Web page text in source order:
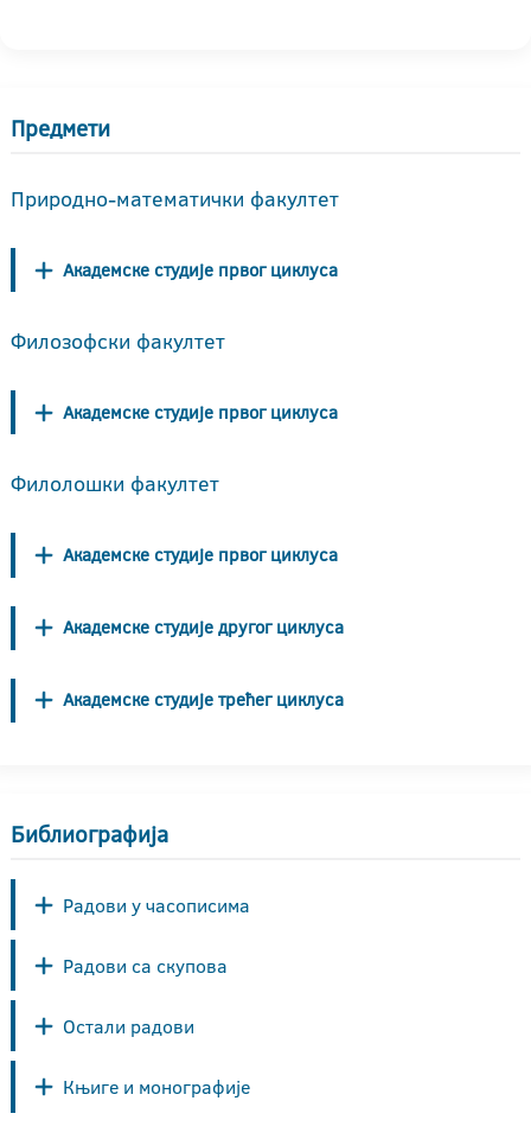
Предмети
Природно-математички факултет
Академске студије првог циклуса
Филозофски факултет
Академске студије првог циклуса
Филолошки факултет
Академске студије првог циклуса
Академске студије другог циклуса
Академске студије трећег циклуса
Библиографија
Радови у часописима
Радови са скупова
Остали радови
Књиге и монографије